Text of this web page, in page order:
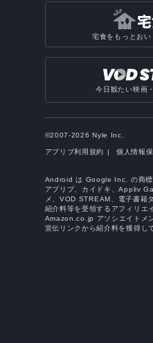
宅食をもっとおい
今日観たい映画
©2007-2026 Nyle Inc.
アプリブ利用規約 個人情報
Android は Google Inc. の商標
アプリブ、カイドキ、Appliv
メ、VOD STREAM、電子書籍
紹介料等を受領するアフィリエ
Amazon.co.jp アソシエイトメ
宣伝リンクから紹介料を獲得し